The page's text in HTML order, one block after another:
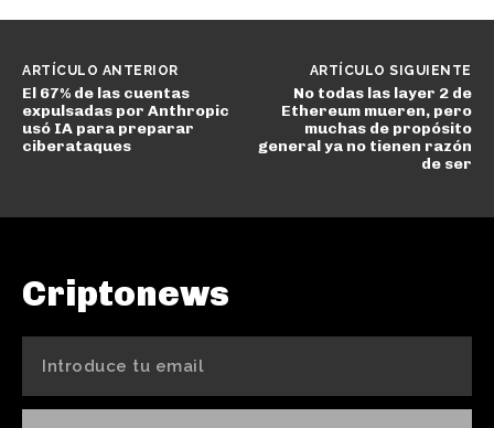
ARTÍCULO ANTERIOR
El 67% de las cuentas
expulsadas por Anthropic
usó IA para preparar
ciberataques
ARTÍCULO SIGUIENTE
No todas las layer 2 de
Ethereum mueren, pero
muchas de propósito
general ya no tienen razón
de ser
Criptonews